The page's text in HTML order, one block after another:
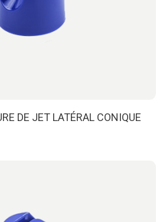
DE JET LATÉRAL CONIQUE